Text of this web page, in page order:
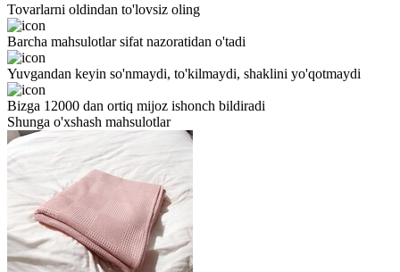
Tovarlarni oldindan to'lovsiz oling
Barcha mahsulotlar sifat nazoratidan o'tadi
Yuvgandan keyin so'nmaydi, to'kilmaydi, shaklini yo'qotmaydi
Bizga 12000 dan ortiq mijoz ishonch bildiradi
Shunga o'xshash mahsulotlar